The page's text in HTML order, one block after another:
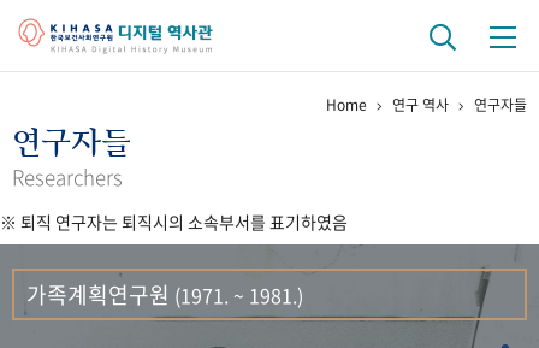
걸어온 길 기관 변천사
연구 역사
정책과 연구 키워드로 보는 연구 역사
연구자들
간행물 변천사
Home 연구 역사 연구자들
연구자들
Researchers
※ 퇴직 연구자는 퇴직시의 소속부서를 표기하였음
가족계획연구원 (1971. ~ 1981.)